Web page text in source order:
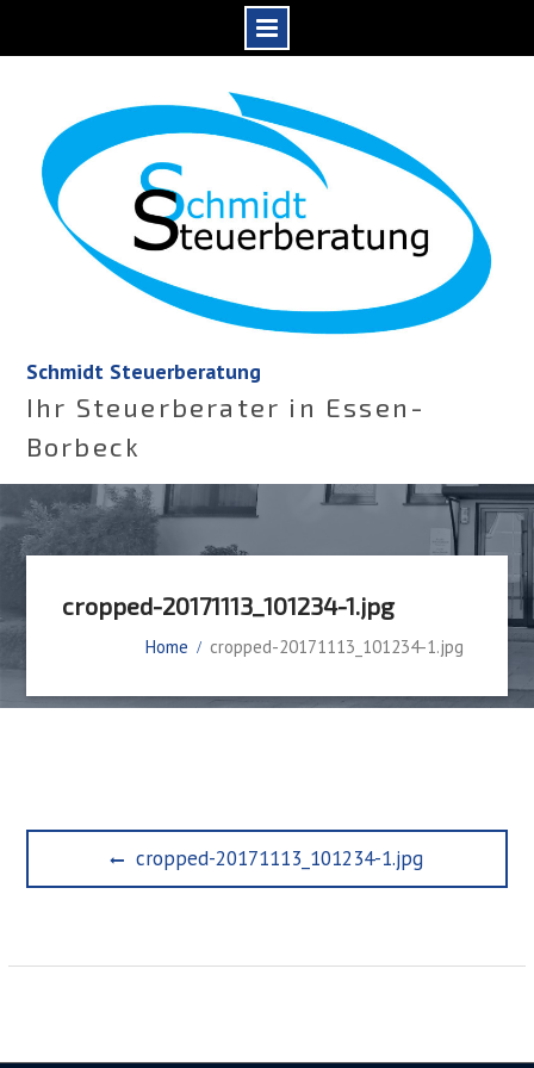
Schmidt Steuerberatung
Ihr Steuerberater in Essen-
Borbeck
cropped-20171113_101234-1.jpg
Home cropped-20171113_101234-1.jpg
Beitragsnavigation
Previous
post:
cropped-20171113_101234-1.jpg